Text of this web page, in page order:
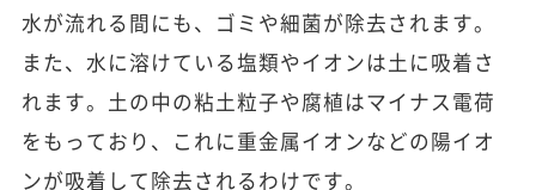
水が流れる間にも、ゴミや細菌が除去されます。
また、水に溶けている塩類やイオンは土に吸着さ
れます。土の中の粘土粒子や腐植はマイナス電荷
をもっており、これに重金属イオンなどの陽イオ
ンが吸着して除去されるわけです。